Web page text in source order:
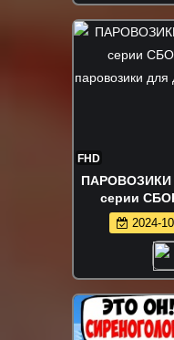
FHD
ПАРОВОЗИКИ
серии
2024-